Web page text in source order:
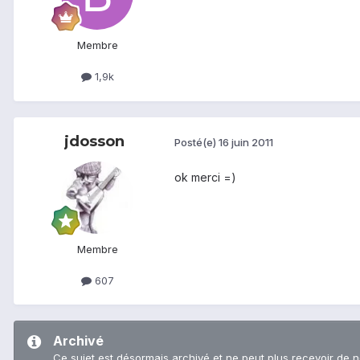
Membre
1,9k
jdosson
Membre
607
Posté(e) 16 juin 2011
ok merci =)
Archivé
Ce sujet est désormais archivé et ne peut plus recevoir de